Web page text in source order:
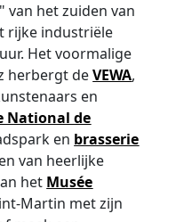
van het zuiden van
rijke industriële
Het voormalige
herbergt deVEWA,
en
National de
en brasserie
van heerlijke
het Musée
Martin met zijn